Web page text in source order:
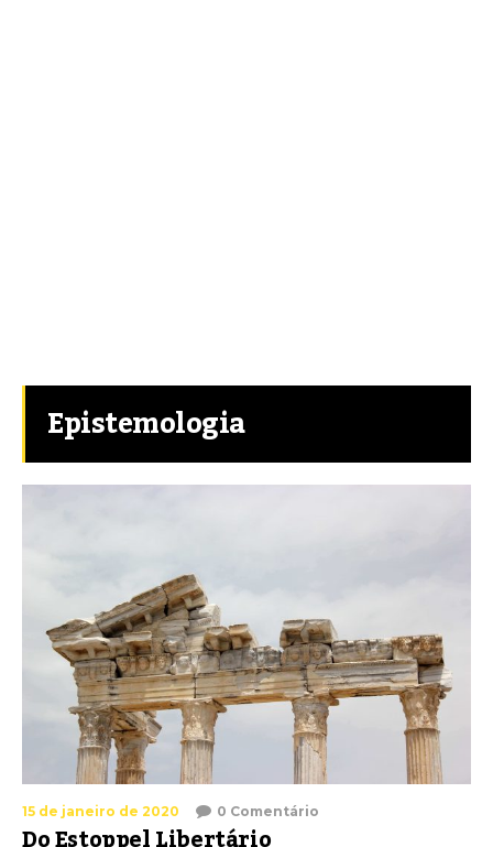
Epistemologia
15 de janeiro de 2020 0 Comentário